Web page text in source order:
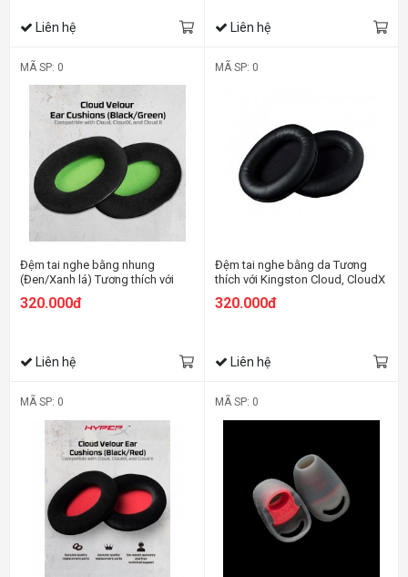
Liên hệ Liên hệ
MÃ SP: 0
Đệm tai nghe bằng nhung
(Đen/Xanh lá) Tương thích với
Kingston Cloud, CloudX và Cloud
II
320.000đ
Liên hệ
MÃ SP: 0
Đệm tai nghe bằng da Tương
thích với Kingston Cloud, CloudX
và Cloud II
320.000đ
Liên hệ
MÃ SP: 0 MÃ SP: 0